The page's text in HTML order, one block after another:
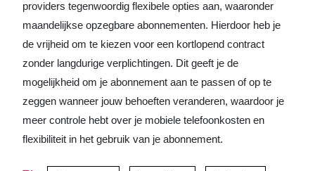
providers tegenwoordig flexibele opties aan, waaronder
maandelijkse opzegbare abonnementen. Hierdoor heb je
de vrijheid om te kiezen voor een kortlopend contract
zonder langdurige verplichtingen. Dit geeft je de
mogelijkheid om je abonnement aan te passen of op te
zeggen wanneer jouw behoeften veranderen, waardoor je
meer controle hebt over je mobiele telefoonkosten en
flexibiliteit in het gebruik van je abonnement.